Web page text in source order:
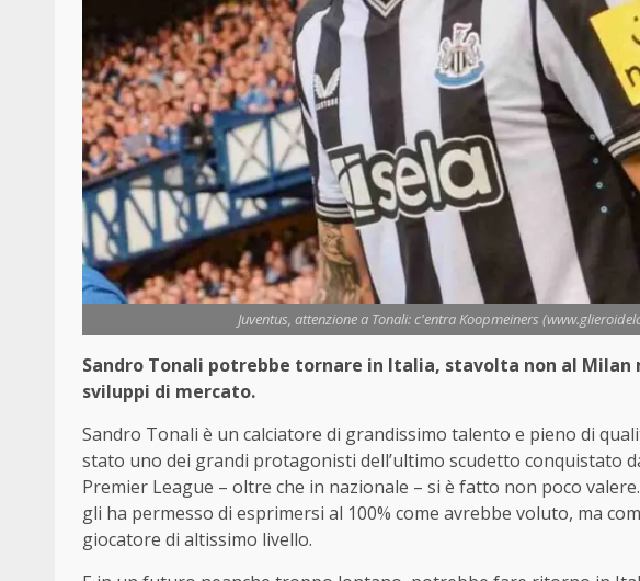
Juventus, attenzione a Tonali: c'entra Koopmeiners
Sandro Tonali potrebbe tornare in Italia, stavolta non al Milan
sviluppi di mercato.
Sandro Tonali è un calciatore di grandissimo talento e pieno di
stato uno dei grandi protagonisti dell’ultimo scudetto conquistato
Premier League – oltre che in nazionale – si è fatto non poco
gli ha permesso di esprimersi al 100% come avrebbe voluto, ma
giocatore di altissimo livello.